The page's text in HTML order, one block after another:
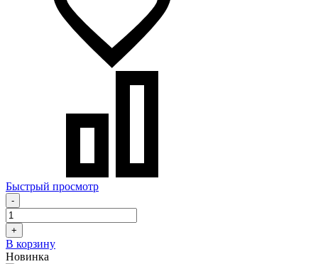
Быстрый просмотр
-
+
В корзину
Новинка